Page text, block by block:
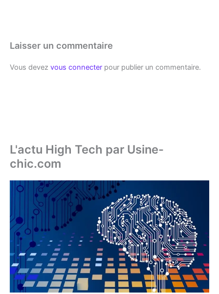
Laisser un commentaire
Vous devez vous connecter pour publier un commentaire.
L'actu High Tech par Usine-
chic.com